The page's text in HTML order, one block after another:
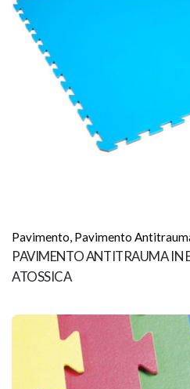
Pavimento, Pavimento
PAVIMENTO ANTITRAUMA IN
ATOSSICA